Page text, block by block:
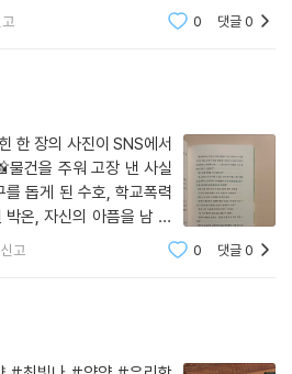
라 던지려고 한것이고부축해주는 듯하지
0 댓글0
한 장의 사진이 SNS에서
물건을 주워 고장 낸 사실
돕게 된 수호, 학교폭력
온, 자신의 아픔을 남 탓
마다 다른 비밀과 상처를
신고 0 댓글0